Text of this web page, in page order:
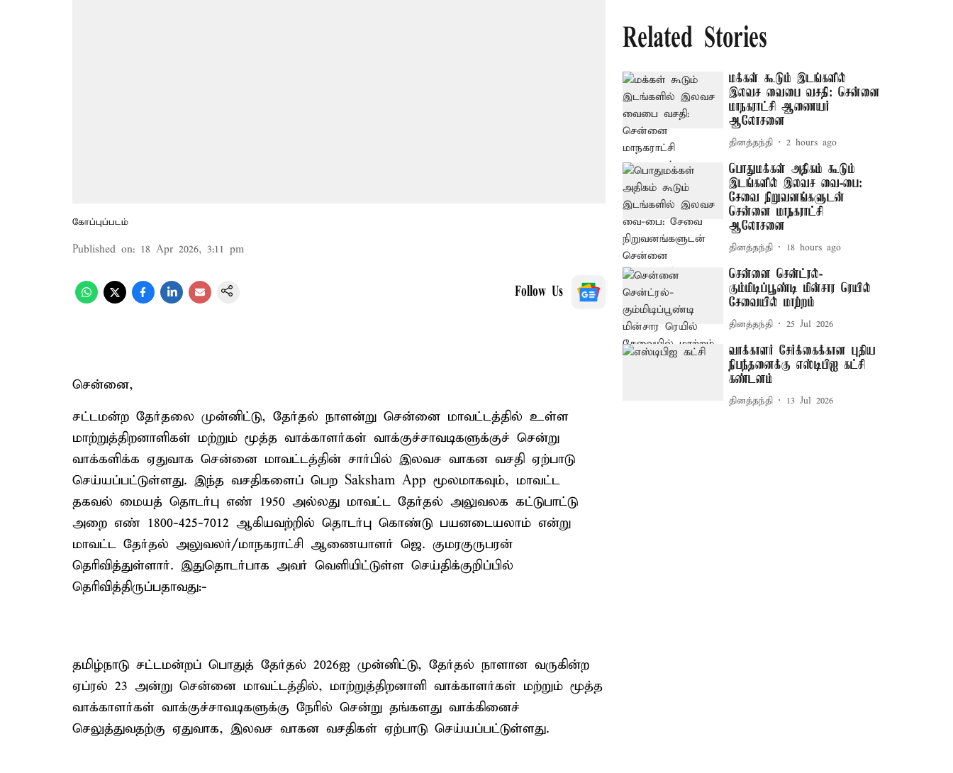
கோப்புப்படம்
Published on: 18 Apr 2026, 3:11 pm
Follow Us
சென்னை,
சட்டமன்ற தேர்தலை முன்னிட்டு, தேர்தல் நாளன்று சென்னை மாவட்டத்தில் உள்ள
மாற்றுத்திறனாளிகள் மற்றும் மூத்த வாக்காளர்கள் வாக்குச்சாவடிகளுக்குச் சென்று
வாக்களிக்க ஏதுவாக சென்னை மாவட்டத்தின் சார்பில் இலவச வாகன வசதி ஏற்பாடு
செய்யப்பட்டுள்ளது. இந்த வசதிகளைப் பெற Saksham App மூலமாகவும், மாவட்ட
தகவல் மையத் தொடர்பு எண் 1950 அல்லது மாவட்ட தேர்தல் அலுவலக கட்டுபாட்டு
அறை எண் 1800-425-7012 ஆகியவற்றில் தொடர்பு கொண்டு பயனடையலாம் என்று
மாவட்ட தேர்தல் அலுவலர்/மாநகராட்சி ஆணையாளர் ஜெ. குமரகுருபரன்
தெரிவித்துள்ளார். இதுதொடர்பாக அவர் வெளியிட்டுள்ள செய்திக்குறிப்பில்
தெரிவித்திருப்பதாவது:-
தமிழ்நாடு சட்டமன்றப் பொதுத் தேர்தல் 2026ஐ முன்னிட்டு, தேர்தல் நாளான வருகின்ற
ஏப்ரல் 23 அன்று சென்னை மாவட்டத்தில், மாற்றுத்திறனாளி வாக்காளர்கள் மற்றும் மூத்த
வாக்காளர்கள் வாக்குச்சாவடிகளுக்கு நேரில் சென்று தங்களது வாக்கினைச்
செலுத்துவதற்கு ஏதுவாக, இலவச வாகன வசதிகள் ஏற்பாடு செய்யப்பட்டுள்ளது.
Related Stories
மக்கள் கூடும் இடங்களில்
இலவச வைபை வசதி: சென்னை
மாநகராட்சி ஆணையர்
ஆலோசனை
தினத்தந்தி 2 hours ago
பொதுமக்கள் அதிகம் கூடும்
இடங்களில் இலவச வை-பை:
சேவை நிறுவனங்களுடன்
சென்னை மாநகராட்சி
ஆலோசனை
தினத்தந்தி 18 hours ago
சென்னை சென்ட்ரல்-
கும்மிடிப்பூண்டி மின்சார ரெயில்
சேவையில் மாற்றம்
தினத்தந்தி 25 Jul 2026
வாக்காளர் சேர்க்கைக்கான புதிய
நிபந்தனைக்கு எஸ்டிபிஐ கட்சி
கண்டனம்
தினத்தந்தி 13 Jul 2026